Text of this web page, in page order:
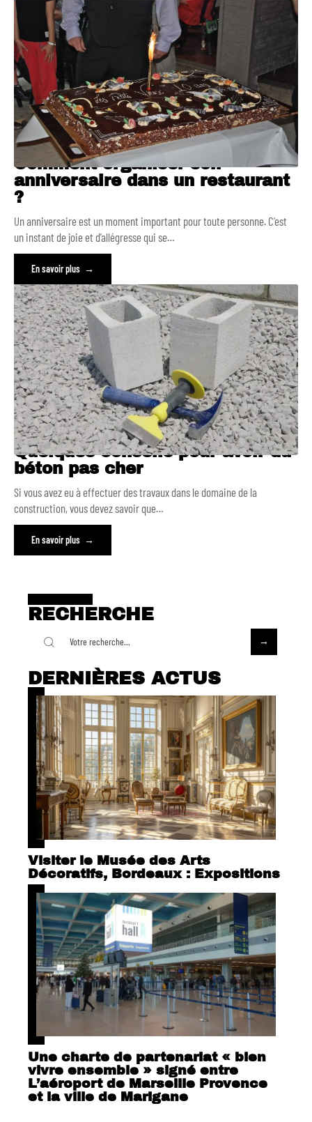
Comment organiser son
anniversaire dans un restaurant
?
Un anniversaire est un moment important pour toute personne. C’est
un instant de joie et d’allégresse qui se…
En savoir plus
Quelques conseils pour avoir du
béton pas cher
Si vous avez eu à effectuer des travaux dans le domaine de la
construction, vous devez savoir que…
En savoir plus
RECHERCHE
DERNIÈRES ACTUS
Visiter le Musée des Arts
Décoratifs, Bordeaux : Expositions
Une charte de partenariat « bien
vivre ensemble » signé entre
L’aéroport de Marseille Provence
et la ville de Marigane